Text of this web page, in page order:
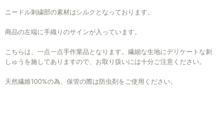
お買い物を続ける カートへ進む
ニードル刺繍部の素材はシルクとなっております。
商品の左端に手織りのサインが入っています。
こちらは、一点一点手作業品となります。繊細な生地にデリケートな刺
しゅうを施してありますので、お取り扱いには十分ご注意ください。
天然繊維100%の為、保管の際は防虫剤をご使用ください。